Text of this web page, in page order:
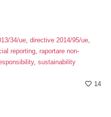
34/ue, directive 2014/95/ue,
reporting, raportare non-
, sustainability
14